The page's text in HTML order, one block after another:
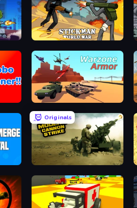
Tanks Arena io: Craft & Combat Stickman World War
Warzone Armor
Originals
Modern Cannon Strike